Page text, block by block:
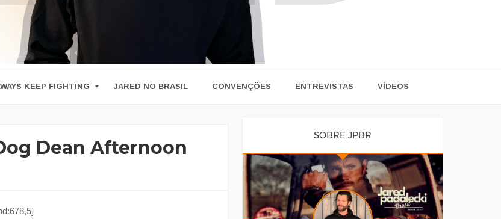
KEEP FIGHTING JARED NO BRASIL CONVENÇÕES ENTREVISTAS VÍDEOS
Dean Afternoon
SOBRE JPBR